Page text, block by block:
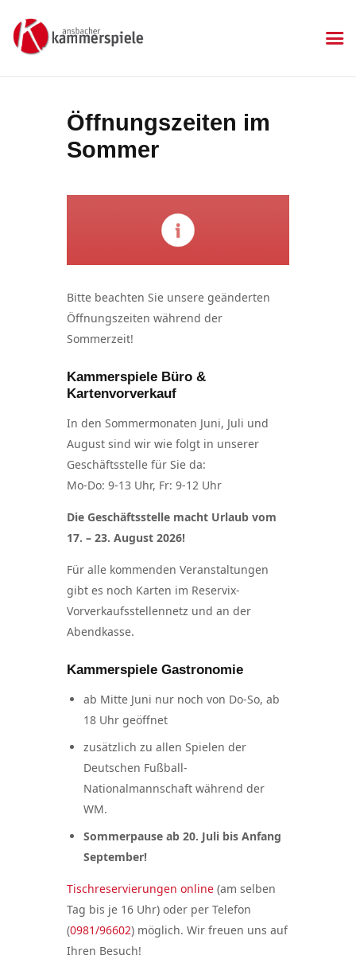
Öffnungszeiten im
Sommer
KAMMERSPIELE
Aktuelles
Kartenkauf
Mitgliedschaft
Gastronomie
Sponsoren
Kontakt & Anfahrt
Impressum
Datenschutzerklärung
Bitte beachten Sie unsere geänderten
Öffnungszeiten während der
Sommerzeit!
Kammerspiele Büro &
Kartenvorverkauf
In den Sommermonaten Juni, Juli und
August sind wir wie folgt in unserer
Geschäftsstelle für Sie da:
Mo-Do: 9-13 Uhr, Fr: 9-12 Uhr
Die Geschäftsstelle macht Urlaub vom
17. – 23. August 2026!
Für alle kommenden Veranstaltungen
gibt es noch Karten im Reservix-
Vorverkaufsstellennetz und an der
Abendkasse.
Kammerspiele Gastronomie
ab Mitte Juni nur noch von Do-So, ab
18 Uhr geöffnet
zusätzlich zu allen Spielen der
Deutschen Fußball-
Nationalmannschaft während der
WM.
Sommerpause ab 20. Juli bis Anfang
September!
Tischreservierungen online (am selben
Tag bis je 16 Uhr) oder per Telefon
(0981/96602) möglich. Wir freuen uns auf
Ihren Besuch!